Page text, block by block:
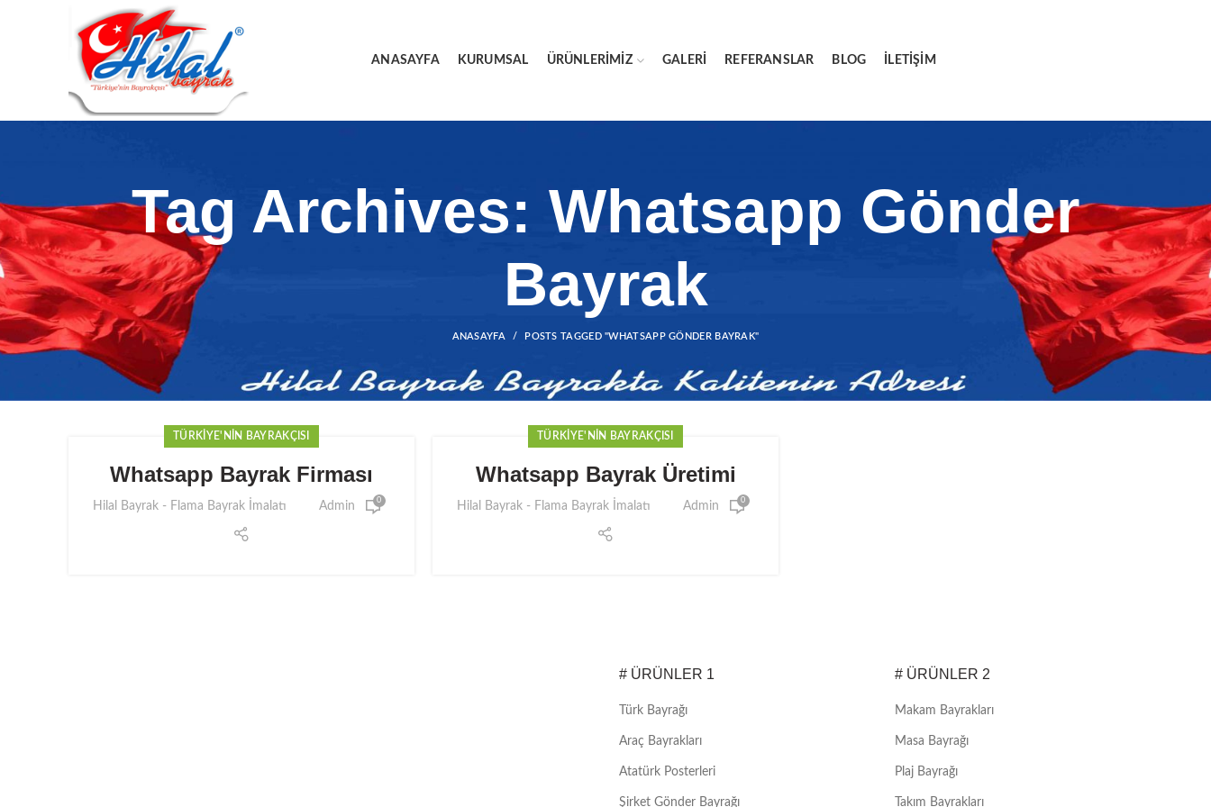
ANASAYFA KURUMSAL ÜRÜNLERIMIZ GALERI REFERANSLAR BLOG İLETIŞIM
Tag Archives: Whatsapp Gönder
Bayrak
ANASAYFA POSTS TAGGED "WHATSAPP GÖNDER BAYRAK"
TÜRKIYE'NIN BAYRAKÇISI
Whatsapp Bayrak Firması
Hilal Bayrak - Flama Bayrak İmalatı Admin 0
TÜRKIYE'NIN BAYRAKÇISI
Whatsapp Bayrak Üretimi
Hilal Bayrak - Flama Bayrak İmalatı Admin 0
# ÜRÜNLER 1
Türk Bayrağı
Araç Bayrakları
Atatürk Posterleri
Şirket Gönder Bayrağı
# ÜRÜNLER 2
Makam Bayrakları
Masa Bayrağı
Plaj Bayrağı
Takım Bayrakları